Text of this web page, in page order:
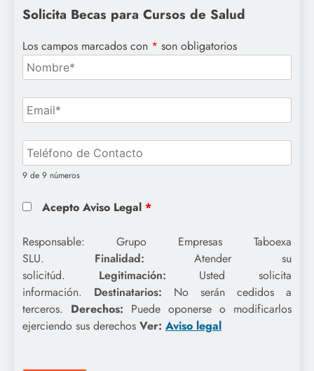
Solicita Becas para Cursos de Salud
Los campos marcados con * son obligatorios
9 de 9 números
Acepto Aviso Legal *
Responsable: Grupo Empresas Taboexa
SLU. Finalidad:Atender su
solicitúd. Legitimación: Usted solicita
información. Destinatarios: No serán cedidos a
terceros. Derechos: Puede oponerse o modificarlos
ejerciendo sus derechos Ver: Aviso legal